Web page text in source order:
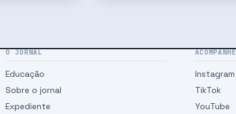
O JORNAL
Educação
Sobre o jornal
Expediente
ACOMPANHE
Instagram
TikTok
YouTube